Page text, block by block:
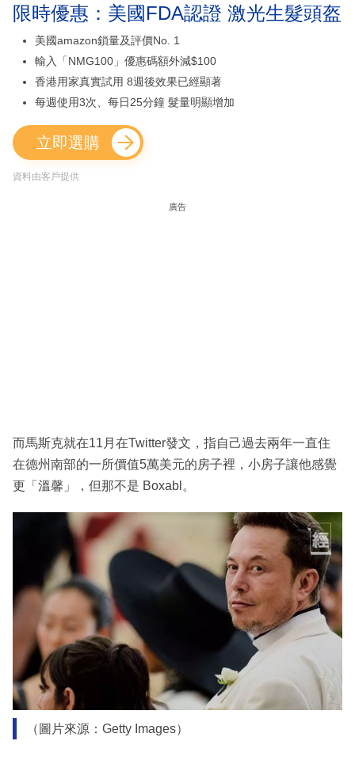
限時優惠：美國FDA認證 激光生髮頭盔
美國amazon鎖量及評價No. 1
輸入「NMG100」優惠碼額外減$100
香港用家真實試用 8週後效果已經顯著
每週使用3次、每日25分鐘 髮量明顯增加
立即選購
資料由客戶提供
廣告
而馬斯克就在11月在Twitter發文，指自己過去兩年一直住
在德州南部的一所價值5萬美元的房子裡，小房子讓他感覺
更「溫馨」，但那不是 Boxabl。
（圖片來源：Getty Images）